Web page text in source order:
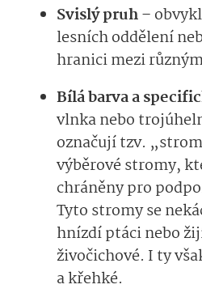
Svislý pruh–
lesních oddělení
hranici mezi
Bílá barva a
vlnka nebo
označují tzv.
výběrové stromy,
chráněny pro
Tyto stromy se
hnízdí ptáci nebo
živočichové. I ty
a křehké.